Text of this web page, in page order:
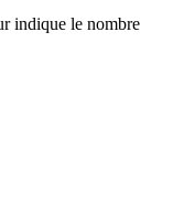
indique le nombre